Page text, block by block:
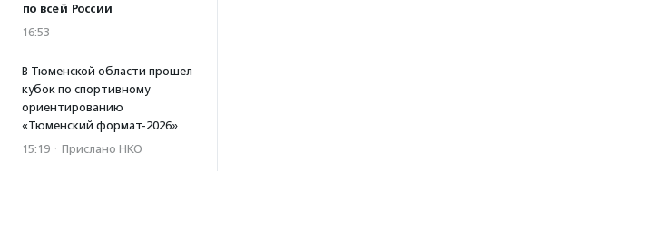
по всей России
16:53
В Тюменской области прошел
кубок по спортивному
ориентированию
«Тюменский формат-2026»
15:19 · Прислано НКО